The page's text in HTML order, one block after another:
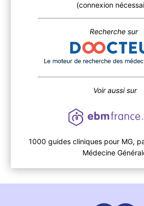
(connexion
Recherche sur
Voir aussi sur
1000 guides cliniques pour MG,
Médecine